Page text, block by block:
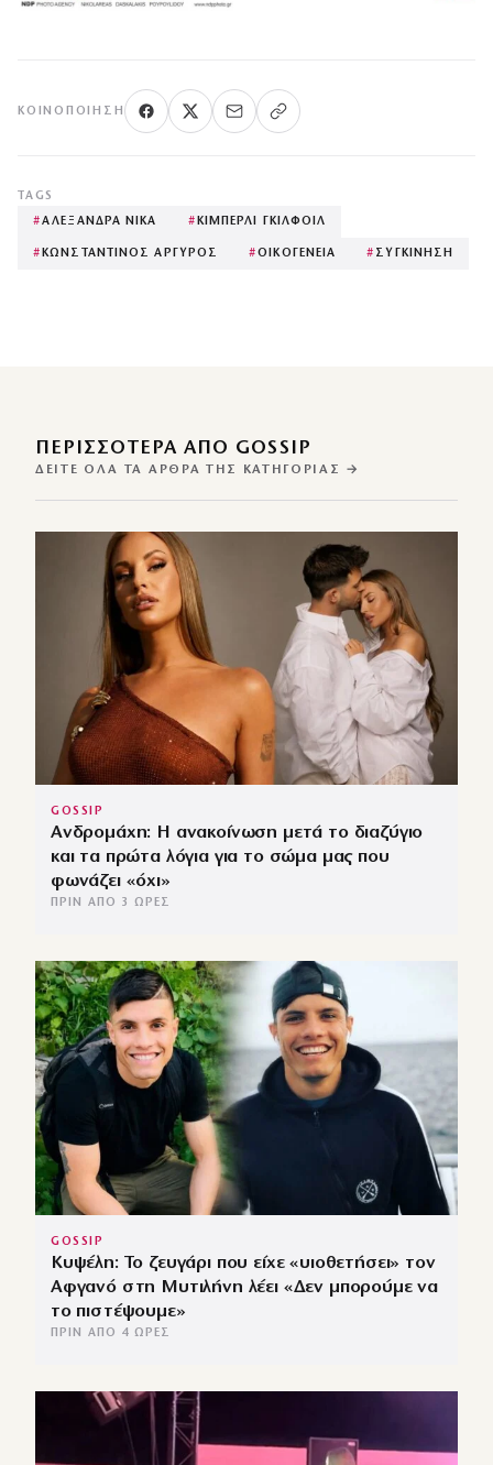
ΚΟΙΝΟΠΟΊΗΣΗ
TAGS
#ΑΛΕΞΑΝΔΡΑ ΝΙΚΑ # ΚΙΜΠΕΡΛΙ ΓΚΙΛΦΟΙΛ
# ΚΩΝΣΤΑΝΤΙΝΟΣ ΑΡΓΥΡΟΣ #ΟΙΚΟΓΕΝΕΙΑ # ΣΥΓΚΙΝΗΣΗ
ΠΕΡΙΣΣΌΤΕΡΑ ΑΠΌ GOSSIP
ΔΕΊΤΕ ΌΛΑ ΤΑ ΆΡΘΡΑ ΤΗΣ ΚΑΤΗΓΟΡΊΑΣ →
GOSSIP
Ανδρομάχη: Η ανακοίνωση μετά το διαζύγιο
και τα πρώτα λόγια για το σώμα μας που
φωνάζει «όχι»
ΠΡΙΝ ΑΠΌ 3 ΏΡΕΣ
GOSSIP
Κυψέλη: Το ζευγάρι που είχε «υιοθετήσει» τον
Αφγανό στη Μυτιλήνη λέει «Δεν μπορούμε να
το πιστέψουμε»
ΠΡΙΝ ΑΠΌ 4 ΏΡΕΣ